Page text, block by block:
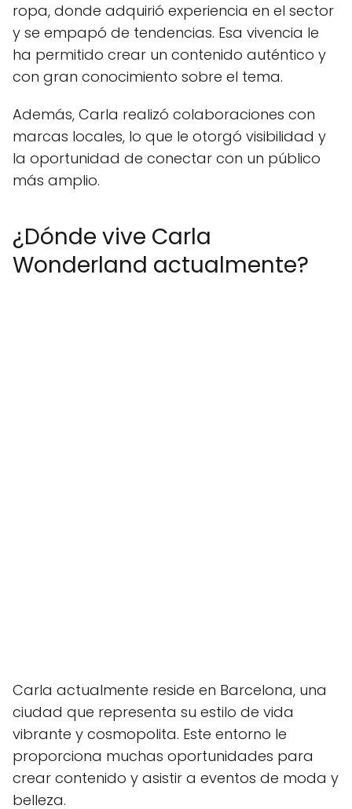
ropa, donde adquirió experiencia en el sector
y se empapó de tendencias. Esa vivencia le
ha permitido crear un contenido auténtico y
con gran conocimiento sobre el tema.
Además, Carla realizó colaboraciones con
marcas locales, lo que le otorgó visibilidad y
la oportunidad de conectar con un público
más amplio.
¿Dónde vive Carla
Wonderland actualmente?
Carla actualmente reside en Barcelona, una
ciudad que representa su estilo de vida
vibrante y cosmopolita. Este entorno le
proporciona muchas oportunidades para
crear contenido y asistir a eventos de moda y
belleza.